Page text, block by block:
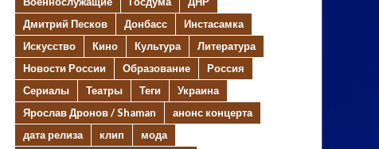
Дмитрий Песков
Донбасс
Инстасамка
Искусство
Кино Культура
Литература
Новости России
Образование
Россия
Сериалы
Театры Теги
Украина
Ярослав Дронов / Shaman
анонс концерта
дата релиза
клип
мода